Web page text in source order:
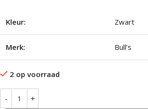
Kleur: Zwart
Merk: Bull’s
2 op voorraad